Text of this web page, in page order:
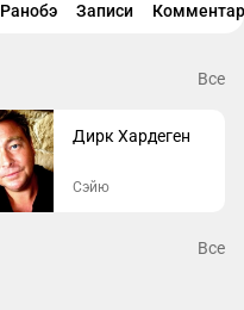
Ранобэ Записи
Все
Дирк Хардеген
Сэйю
Все